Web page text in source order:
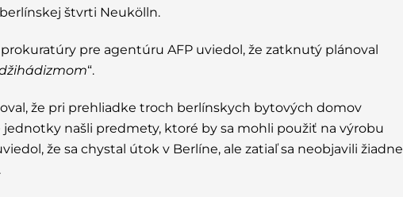
štvrti Neukölln.
pre agentúru AFP uviedol, že zatknutý plánoval
“.
že pri prehliadke troch berlínskych bytových domov
jednotky našli predmety, ktoré by sa mohli použiť na výrobu
že sa chystal útok v Berlíne, ale zatiaľ sa neobjavili žiadne